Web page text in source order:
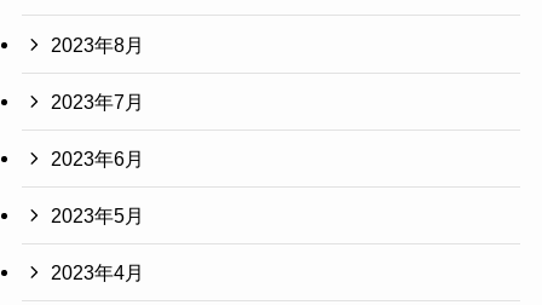
2023年8月
2023年7月
2023年6月
2023年5月
2023年4月